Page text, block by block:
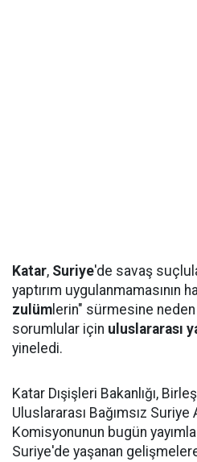
Katar, Suriye'de savaş
yaptırım uygulanmamasının
zulüm lerin" sürmesine
sorumlular için uluslararası
yineledi.
Katar Dışişleri Bakanlığı,
Uluslararası Bağımsız Suriye
Komisyonunun bugün
Suriye'de yaşanan